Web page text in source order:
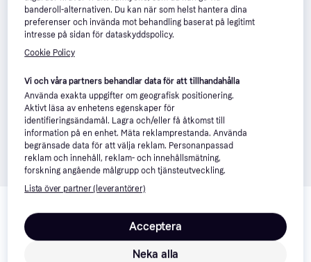
Relaterade produkter
Vi har plockat fram ett urval av produkter som kanske skulle
intressera dig.
banderoll-alternativen. Du kan när som helst hantera dina
preferenser och invända mot behandling baserat på legitimt
intresse på sidan för dataskyddspolicy.
Cookie Policy
Vi och våra partners behandlar data för att tillhandahålla
Använda exakta uppgifter om geografisk positionering.
Aktivt läsa av enhetens egenskaper för
identifieringsändamål. Lagra och/eller få åtkomst till
information på en enhet. Mäta reklamprestanda. Använda
begränsade data för att välja reklam. Personanpassad
reklam och innehåll, reklam- och innehållsmätning,
forskning angående målgrupp och tjänsteutveckling.
Lista över partner (leverantörer)
Neka alla
Acceptera